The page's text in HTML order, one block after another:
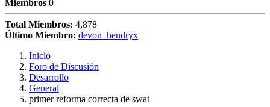
Miembros 0
Total Miembros: 4,878
Último Miembro: devon_hendryx
Inicio
Foro de Discusión
Desarrollo
General
primer reforma correcta de swat